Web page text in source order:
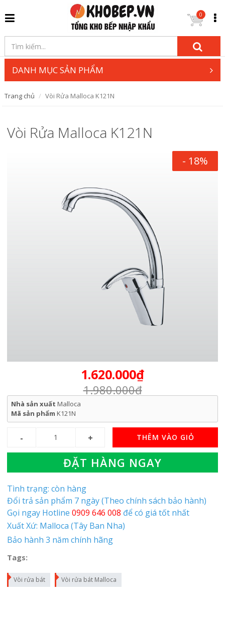
0
DANH MỤC SẢN PHẨM
Trang chủ Vòi Rửa Malloca K121N
Vòi Rửa Malloca K121N
- 18%
1.620.000₫
1.980.000₫
Nhà sản xuất Malloca
Mã sản phẩm K121N
THÊM VÀO GIỎ
ĐẶT HÀNG NGAY
Tình trạng: còn hàng
Đổi trả sản phẩm 7 ngày (Theo chính sách bảo hành)
Gọi ngay Hotline 0909 646 008 để có giá tốt nhất
Xuất Xứ: Malloca (Tây Ban Nha)
Bảo hành 3 năm chính hãng
Tags:
Vòi rửa bát Vòi rửa bát Malloca